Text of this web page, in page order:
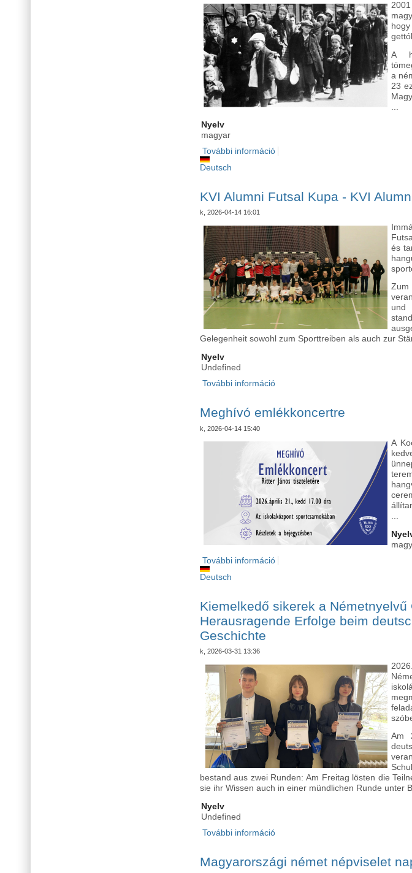
A
a
23
Nyelv
magyar
További információA holokauszt magyarországi
Deutsch
KVI Alumni Futsal Kupa - KVI
k, 2026-04-14 16:01
és
und
Gelegenheit sowohl zum Sporttreiben als auch zur
Nyelv
Undefined
További információKVI Alumni Futsal Kupa - KVI
Meghívó emlékkoncertre
k, 2026-04-14 15:40
A
...
További információMeghívó emlékkoncertre
Deutsch
Kiemelkedő sikerek a
Herausragende Erfolge beim
Geschichte
k, 2026-03-31 13:36
Am
bestand aus zwei Runden: Am Freitag lösten die
sie ihr Wissen auch in einer mündlichen Runde unter
Nyelv
Undefined
További információKiemelkedő sikerek a
Magyarországi német népviselet